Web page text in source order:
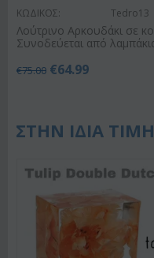
ΚΩΔΙΚΟΣ: Tedro13
Λούτρινο Αρκουδάκι σε
Συνοδεύεται από
€75.00 €64.99
ΣΤΗΝ ΙΔΙΑ ΤΙΜΗ